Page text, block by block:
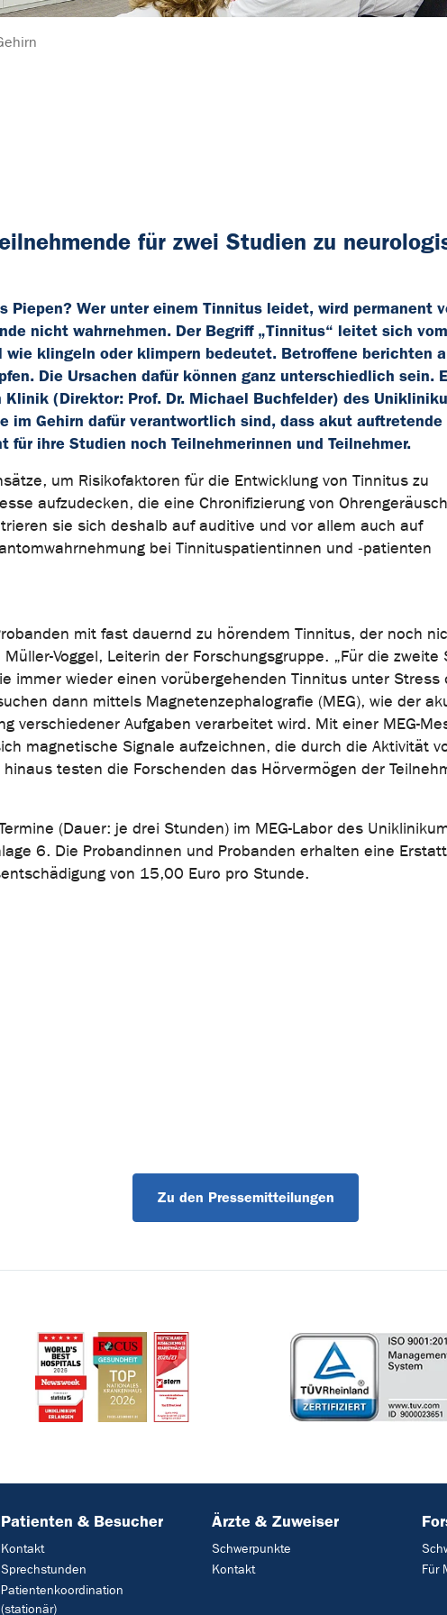
für zwei Studien zu
Piepen? Wer unter einem Tinnitus leidet, wird permanent
nicht wahrnehmen. Der Begriff „Tinnitus“ leitet sich vom
klingeln oder klimpern bedeutet. Betroffene berichten
Die Ursachen dafür können ganz unterschiedlich sein.
Klinik (Direktor: Prof. Dr. Michael Buchfelder) des
im Gehirn dafür verantwortlich sind, dass akut auftretende
für ihre Studien noch Teilnehmerinnen und Teilnehmer.
um Risikofaktoren für die Entwicklung von Tinnitus zu
aufzudecken, die eine Chronifizierung von
sie sich deshalb auf auditive und vor allem auch auf
bei Tinnituspatientinnen und ‑patienten
mit fast dauernd zu hörendem Tinnitus, der noch
Voggel, Leiterin der Forschungsgruppe. „Für die zweite
immer wieder einen vorübergehenden Tinnitus unter Stress
dann mittels Magnetenzephalografie (MEG), wie der
verschiedener Aufgaben verarbeitet wird. Mit einer MEG-
magnetische Signale aufzeichnen, die durch die Aktivität
testen die Forschenden das Hörvermögen der
(Dauer: je drei Stunden) im MEG-Labor des
6. Die Probandinnen und Probanden erhalten eine
von 15,00 Euro pro Stunde.
Zu den Pressemitteilungen
Patienten & Besucher
Kontakt
Sprechstunden
Patientenkoordination
(stationär)
Ärzte & Zuweiser
Schwerpunkte
Kontakt
Für